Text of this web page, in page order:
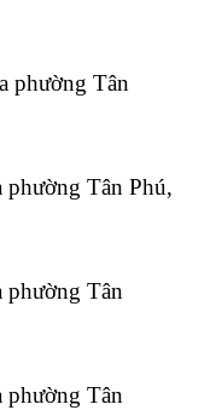
phường Tân
phường Tân Phú,
phường Tân
phường Tân